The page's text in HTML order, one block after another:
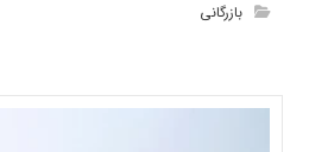
بازرگانی